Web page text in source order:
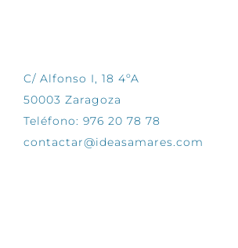
C/ Alfonso I, 18 4ºA
50003 Zaragoza
Teléfono: 976 20 78 78
contactar@ideasamares.com